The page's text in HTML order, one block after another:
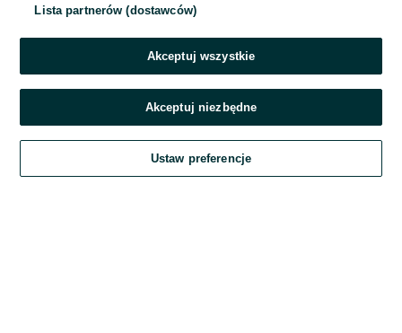
Zaloguj się
Kontynuując za pośrednictwem jednego z dostawców wskazanych powyżej,
OLX.pl w jego aktualnym brzmieniu.
Lista partnerów (dostawców)
Akceptuj wszystkie
Akceptuj niezbędne
Ustaw preferencje